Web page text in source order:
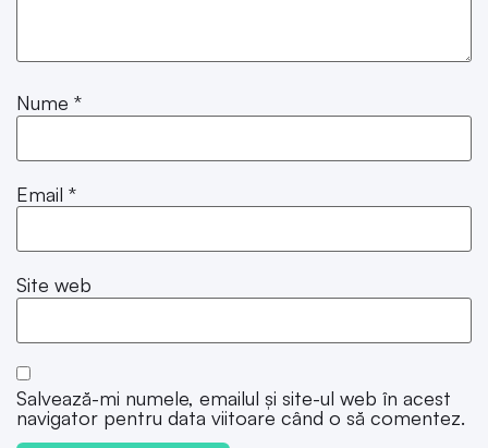
Nume *
Email *
Site web
Salvează-mi numele, emailul și site-ul web în acest
navigator pentru data viitoare când o să comentez.